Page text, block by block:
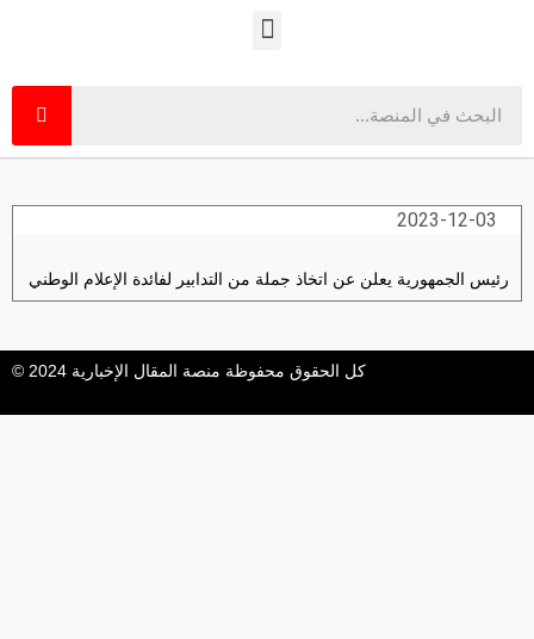
2023-12-03
رئيس الجمهورية يعلن عن اتخاذ جملة من التدابير لفائدة الإعلام الوطني
كل الحقوق محفوظة منصة المقال الإخبارية 2024 ©